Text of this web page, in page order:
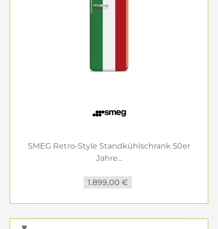
SMEG Retro-Style Standkühlschrank 50er
Jahre...
1.899,00 €